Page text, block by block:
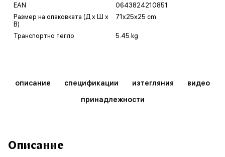
EAN
0643824210851
Размер на опаковката (Д x Ш x
В)
71x25x25 cm
Транспортно тегло 5.45 kg
описание спецификации изтегляния
видео
принадлежности
Описание